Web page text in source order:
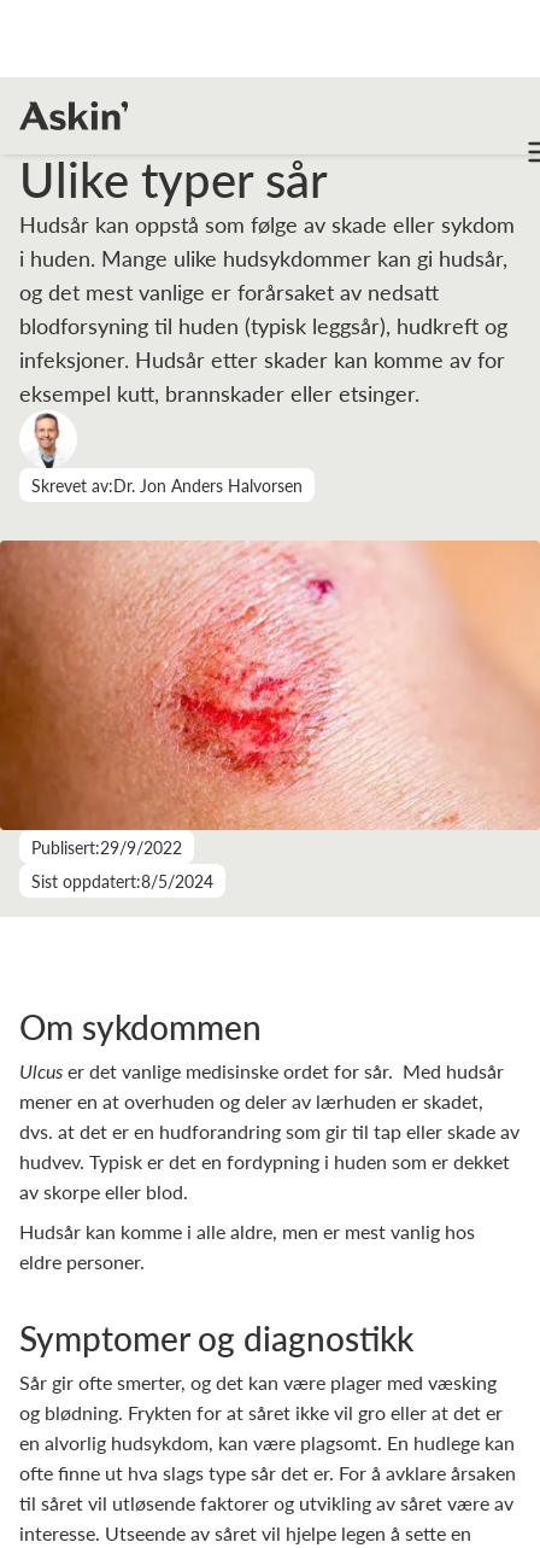
Fagartikler
Ulike typer sår
Hudsår kan oppstå som følge av skade eller sykdom
i huden. Mange ulike hudsykdommer kan gi hudsår,
og det mest vanlige er forårsaket av nedsatt
blodforsyning til huden (typisk leggsår), hudkreft og
infeksjoner. Hudsår etter skader kan komme av for
eksempel kutt, brannskader eller etsinger.
Skrevet av:Dr. Jon Anders Halvorsen
Publisert:29/9/2022
Sist oppdatert:8/5/2024
Om sykdommen
Ulcuser det vanlige medisinske ordet for sår. Med hudsår
mener en at overhuden og deler av lærhuden er skadet,
dvs. at det er en hudforandring som gir til tap eller skade av
hudvev. Typisk er det en fordypning i huden som er dekket
av skorpe eller blod.
Hudsår kan komme i alle aldre, men er mest vanlig hos
eldre personer.
Symptomer og diagnostikk
Sår gir ofte smerter, og det kan være plager med væsking
og blødning. Frykten for at såret ikke vil gro eller at det er
en alvorlig hudsykdom, kan være plagsomt. En hudlege kan
ofte finne ut hva slags type sår det er. For å avklare årsaken
til såret vil utløsende faktorer og utvikling av såret være av
interesse. Utseende av såret vil hjelpe legen å sette en